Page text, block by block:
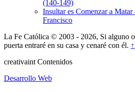
(140-149)
Insultar es Comenzar a
Francisco
La Fe Católica © 2003 - 2026, Si alguno
puerta entraré en su casa y cenaré con él.
creativaint Contenidos
Desarrollo Web